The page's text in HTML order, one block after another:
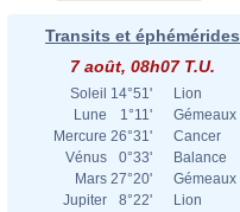
Transits et éphémérides
7 août, 08h07 T.U.
Soleil 14°51'
Lion
Lune
1°11'
Gémeaux
Mercure 26°31'
Cancer
Vénus
0°33'
Balance
Mars 27°20'
Gémeaux
Jupiter
8°22'
Lion